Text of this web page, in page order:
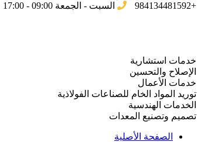
+984134481592
السبت - الجمعة 09:00 - 17:00
خدمات استشارية
الإصلاح والتحسين
خدمات الأعمال
توريد المواد الخام للصناعات الفولاذية
الخدمات الهندسية
تصميم وتصنيع المعدات
الصفحة الأصلية